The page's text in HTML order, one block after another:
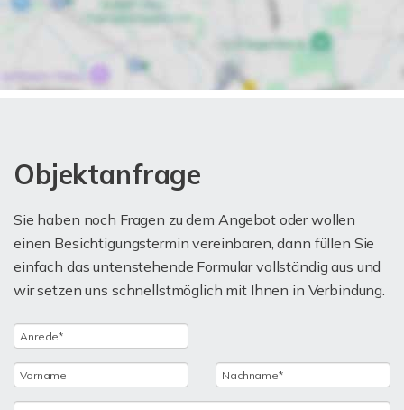
Objektanfrage
Sie haben noch Fragen zu dem Angebot oder wollen
einen Besichtigungstermin vereinbaren, dann füllen Sie
einfach das untenstehende Formular vollständig aus und
wir setzen uns schnellstmöglich mit Ihnen in Verbindung.